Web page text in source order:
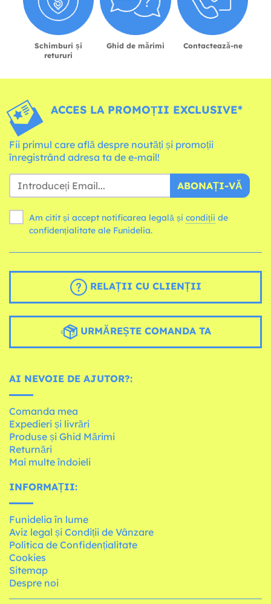
Schimburi și
retururi
Ghid de mărimi Contactează-ne
ACCES LA PROMOȚII EXCLUSIVE*
Fii primul care află despre noutăți și promoții
înregistrând adresa ta de e-mail!
ABONAȚI-VĂ
Am citit și accept notificarea legală și condiții
confidențialitate ale Funidelia.
RELAȚII CU CLIENȚII
URMĂREȘTE COMANDA TA
AI NEVOIE DE AJUTOR?:
Comanda mea
Expedieri și livrări
Produse și Ghid Mărimi
Returnări
Mai multe îndoieli
INFORMAȚII:
Funidelia în lume
Aviz legal și Condiții de Vânzare
Política de Confidențialitate
Cookies
Sitemap
Despre noi